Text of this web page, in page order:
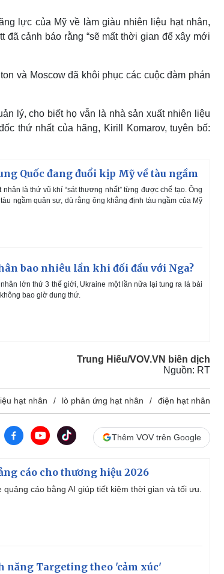
lực của Mỹ về làm giàu nhiên liệu hạt nhân,
cảnh báo rằng “sẽ mất thời gian để xây mới
và Moscow đã khôi phục các cuộc đàm phán
lý, cho biết họ vẫn là nhà sản xuất nhiên liệu
thứ nhất của hãng, Kirill Komarov, tuyên bố:
Quốc đang đuổi kịp Mỹ về tàu ngầm
là thứ vũ khí “sát thương nhất” từng được chế tạo. Ông
ngầm quân sự, dù rằng ông khẳng định tàu ngầm của Mỹ
bao nhiêu lần khi đối đầu với Nga?
lớn thứ 3 thế giới, Ukraine một lần nữa lại tung ra lá bài
bao giờ dung thứ.
Trung Hiếu/VOV.VN biên dịch
Nguồn: RT
hạt nhân lò phản ứng hạt nhân điện hạt nhân
Thêm VOV trên Google
cáo cho thương hiệu 2026
cáo bằng AI giúp tiết kiệm thời gian và tối ưu.
năng Targeting theo 'cảm xúc'